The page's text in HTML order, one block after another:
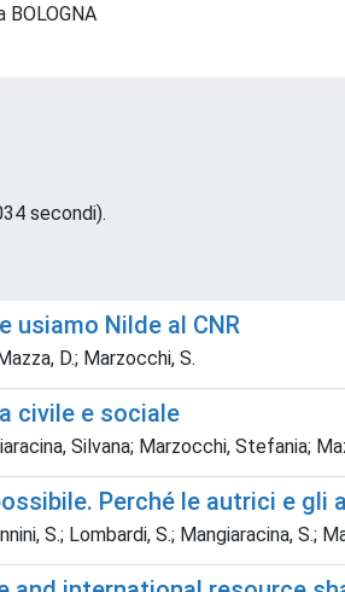
BOLOGNA
secondi).
usiamo Nilde al CNR
D.; Marzocchi, S.
civile e sociale
Silvana; Marzocchi, Stefania;
Perché le autrici e
S.; Lombardi, S.; Mangiaracina, S.;